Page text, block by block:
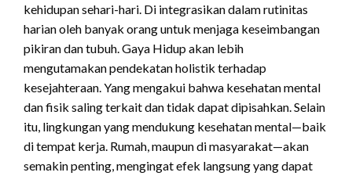
kehidupan sehari-hari. Di integrasikan dalam rutinitas
harian oleh banyak orang untuk menjaga keseimbangan
pikiran dan tubuh. Gaya Hidup akan lebih
mengutamakan pendekatan holistik terhadap
kesejahteraan. Yang mengakui bahwa kesehatan mental
dan fisik saling terkait dan tidak dapat dipisahkan. Selain
itu, lingkungan yang mendukung kesehatan mental—baik
di tempat kerja. Rumah, maupun di masyarakat—akan
semakin penting, mengingat efek langsung yang dapat